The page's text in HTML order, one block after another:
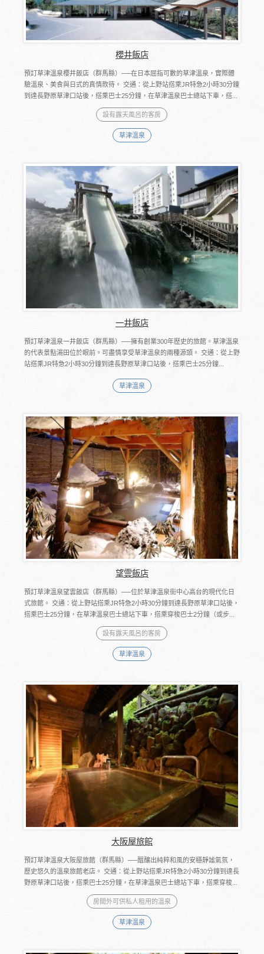
櫻井飯店
預訂草津溫泉櫻井飯店（群馬縣）──在日本屈指可數的草津溫泉，實際體
驗溫泉、美食與日式的真情款待。 交通：從上野站搭乘JR特急2小時30分鐘
到達長野原草津口站後，搭乘巴士25分鐘，在草津溫泉巴士總站下車，搭...
設有露天風呂的客房
草津溫泉
一井飯店
預訂草津溫泉一井飯店（群馬縣）──擁有創業300年歷史的旅館。草津溫泉
的代表景點湯田位於眼前。可盡情享受草津溫泉的兩種源頭。 交通：從上野
站搭乘JR特急2小時30分鐘到達長野原草津口站後，搭乘巴士25分鐘...
草津溫泉
望雲飯店
預訂草津溫泉望雲飯店（群馬縣）──位於草津溫泉街中心高台的現代化日
式旅館。 交通：從上野站搭乘JR特急2小時30分鐘到達長野原草津口站後，
搭乘巴士25分鐘，在草津溫泉巴士總站下車，搭乘穿梭巴士2分鐘（或步...
設有露天風呂的客房
草津溫泉
大阪屋旅館
預訂草津溫泉大阪屋旅館（群馬縣）──醞釀出純粹和風的安穩靜謐氣氛，
歷史悠久的溫泉旅館老店。 交通：從上野站搭乘JR特急2小時30分鐘到達長
野原草津口站後，搭乘巴士25分鐘，在草津溫泉巴士總站下車，搭乘穿梭...
房間外可供私人租用的溫泉
草津溫泉